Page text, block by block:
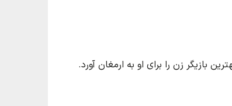
بازیگر زن را برای او به ارمغان آورد.